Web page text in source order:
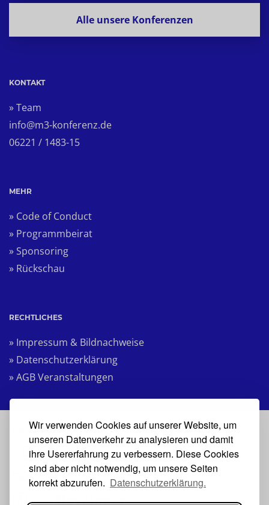
Wir verwenden Cookies auf unserer Website, um
unseren Datenverkehr zu analysieren und damit
ihre Usererfahrung zu verbessern. Diese Cookies
sind aber nicht notwendig, um unsere Seiten
korrekt abzurufen. Datenschutzerklärung.
Alle unsere Konferenzen
KONTAKT
» Team
info@m3-konferenz.de
06221 / 1483-15
MEHR
» Code of Conduct
» Programmbeirat
» Sponsoring
» Rückschau
RECHTLICHES
» Impressum & Bildnachweise
» Datenschutzerklärung
» AGB Veranstaltungen
VERANSTALTER